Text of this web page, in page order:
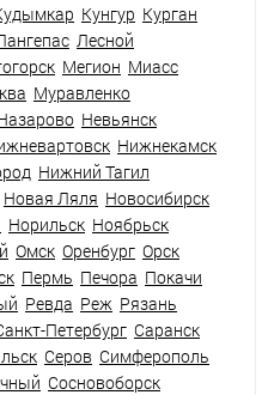
Кунгур Курган
Лесной
Мегион Миасс
Муравленко
Невьянск
Нижнекамск
Нижний Тагил
Новая Ляля Новосибирск
Норильск Ноябрьск
Омск Оренбург Орск
Пермь Печора Покачи
Ревда Реж Рязань
Петербург Саранск
Серов Симферополь
Сосновоборск